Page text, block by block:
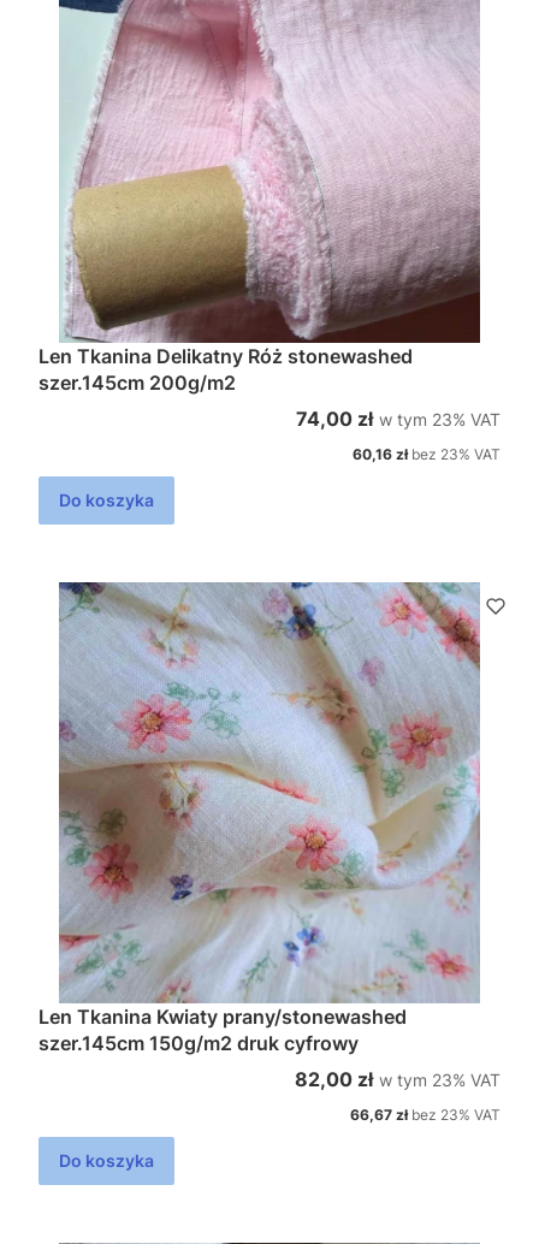
Len Tkanina Delikatny Róż stonewashed
szer.145cm 200g/m2
Cena brutto
74,00 zł w tym %s VAT
w tym 23% VAT
Cena netto
60,16 zł bez 23% VAT
Do koszyka
Len Tkanina Kwiaty prany/stonewashed
szer.145cm 150g/m2 druk cyfrowy
Cena brutto
82,00 zł w tym %s VAT
w tym 23% VAT
Cena netto
66,67 zł bez 23% VAT
Do koszyka